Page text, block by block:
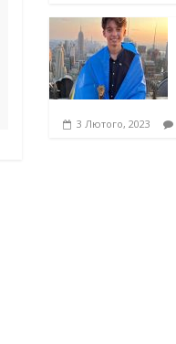
3 Лютого, 2023